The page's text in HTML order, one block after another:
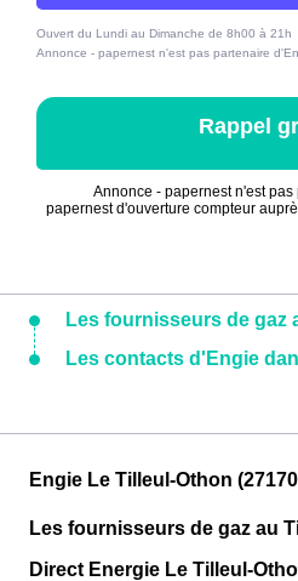
Ouvert du Lundi au Dimanche de 8h00 à 21h
Annonce - papernest n'est pas partenaire
Rappel
Annonce - papernest n'est
papernest d'ouverture compteur
Les fournisseurs de gaz
Les contacts d'Engie
Engie Le Tilleul-Othon
Les fournisseurs de gaz au
Direct Energie Le Tilleul-